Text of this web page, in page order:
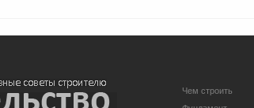
Чем строить